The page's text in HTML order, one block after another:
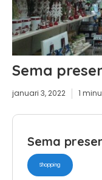
Sema
januari 3, 2022 1
Sema
Shopping